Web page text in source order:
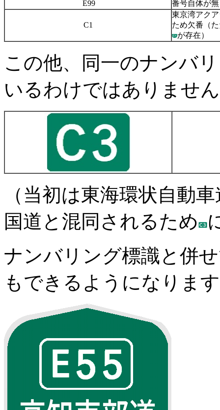
E99 番号自体が
C1
東京湾アク
ため欠番（
が存在）
この他、同一のナンバ
いるわけではありませ
（当初は東海環状自動
国道と混同されるため
ナンバリング標識と併
もできるようになりま